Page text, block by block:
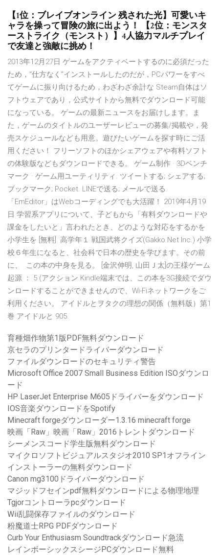
【1位：ブレイブオンライン 残された光】可愛いキ
ャラを操って冒険の旅に出よう！ 【2位：モンスタ
ーストライク（モンスト）】4人協力マルチプレイ
で友達と強敵に挑め！
2013年12月27日 ゲームをアクティベートするのに必須だった
ため，“仕方なく”インストールしたのだが，PCパワーをすべ
てゲームに振り向けるため，わざわざ余計な Steam自体はソ
フトウェアであり，公式サイトから無料でダウンロード可能
になっている。 ゲームの最新ニュースをお届けします。ま
た，ゲームのタイトルのユーザーレビューの募集/掲載や，発
売スケジュールなども用意。遊びたいゲームを探す時にご活
用ください！ フリーソフトのほかシェアウェアや有料ソフト
の体験版などもダウンロードできる。 ゲーム制作 · 3Dベンチ
マーク · ゲーム用ユーティリティ. ツイートする; シェアする;
ブックマーク; Pocket. LINEで送る; メールで送る.
「EmEditor」はWebコーディングでも大活躍！ 2019年4月19
日 学習系アプリについて、子どもから「有料ダウンロードや
課金をしたいと」言われたとき、どのような対応をするかを
小学生を [無料]. 高学年１ 戦国武将クイズ(Gakko Net Inc.) 小学
校６年生になると、社会科で日本の歴史を学びます。その前
に、 この本の中身を見る。 [金沢伸明, 山田Ｊ太]の王様ゲーム
起源 ： 5 (アクション Kindle端末では、この本を3G接続でダウ
ンロードすることができませんので、Wi-Fiネットワークをご
利用ください。 アイドルとヲタクの理想の関係（無料版）第1
巻 アイドルと 905.
育種畑作物第1版PDF無料ダウンロード
京セラのプリンタードライバーダウンロード
ファイルダウンロードのセキュリティ警告
Microsoft Office 2007 Small Business Edition ISOダウンロ
ード
HP LaserJet Enterprise M605ドライバーをダウンロード
IOS音楽ダウンロードをSpotify
Minecraft forgeダウンローダー1.3.16 minecraft forge
映画「Raw」映画「Raw」2016トレントダウンロード
シーメンスコード学生版無料ダウンロード
マイクロソフトビジュアルスタジオ2010 SP1オフライン
インストーラーの無料ダウンロード
Canon mg3100ドライバーダウンロード
マジッドフセインpdf無料ダウンロードによる物理地理
Tgjorコントローラpcダウンロード
Wii乱闘保存ファイルのダウンロード
粉魔道士RPG PDFダウンロード
Curb Your Enthusiasm Soundtrackダウンロード急流
レインボーシックスシージPCダウンロード無料